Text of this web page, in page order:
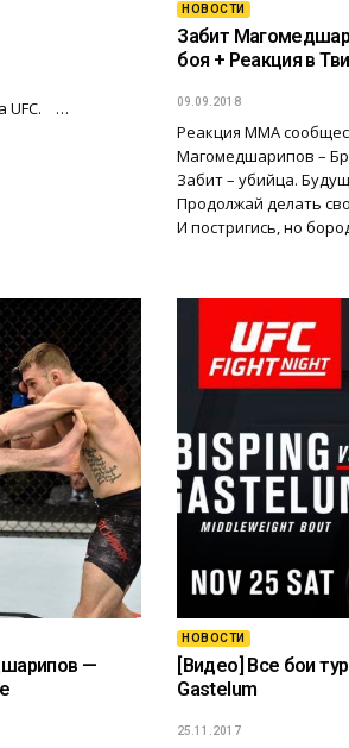
НОВОСТИ
Забит
боя + Реакция в
09.09.2018
Реакция ММА
Магомедшарипов –
Забит – убийца.
Продолжай делать
И постригись, но
UFC. …
—
НОВОСТИ
[Видео] Все бои
Gastelum
25.11.2017